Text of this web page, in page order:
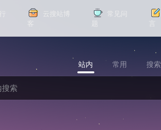
云搜站博
客
常见问
题
言
站内 常用 搜索